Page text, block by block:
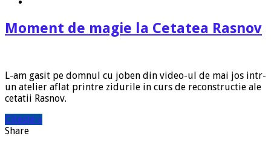
Moment de magie la Cetatea Rasnov
L-am gasit pe domnul cu joben din video-ul de mai jos intr-
un atelier aflat printre zidurile in curs de reconstructie ale
cetatii Rasnov.
Citeste »
Share